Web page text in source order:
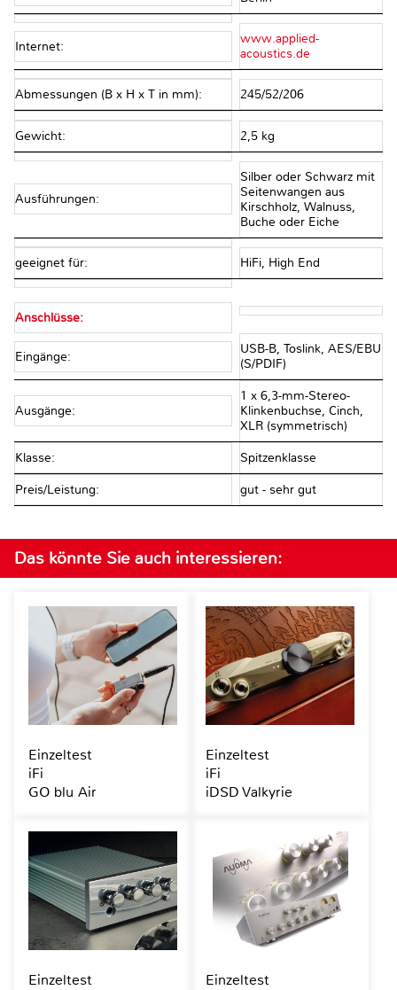
Internet:
www.applied-
acoustics.de
Abmessungen (B x H x T in mm): 245/52/206
Gewicht: 2,5 kg
Ausführungen:
Silber oder Schwarz mit
Seitenwangen aus
Kirschholz, Walnuss,
Buche oder Eiche
geeignet für: HiFi, High End
Anschlüsse:
Eingänge:
USB-B, Toslink, AES/EBU
(S/PDIF)
Ausgänge:
1 x 6,3-mm-Stereo-
Klinkenbuchse, Cinch,
XLR (symmetrisch)
Klasse: Spitzenklasse
Preis/Leistung: gut - sehr gut
Das könnte Sie auch interessieren:
Einzeltest
iFi
GO blu Air
Einzeltest
iFi
iDSD Valkyrie
Einzeltest
Einzeltest